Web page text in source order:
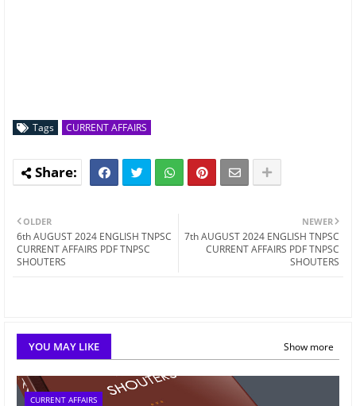
Tags CURRENT AFFAIRS
NEWER
7th AUGUST 2024 ENGLISH TNPSC
CURRENT AFFAIRS PDF TNPSC
SHOUTERS
OLDER
6th AUGUST 2024 ENGLISH TNPSC
CURRENT AFFAIRS PDF TNPSC
SHOUTERS
YOU MAY LIKE Show more
CURRENT AFFAIRS